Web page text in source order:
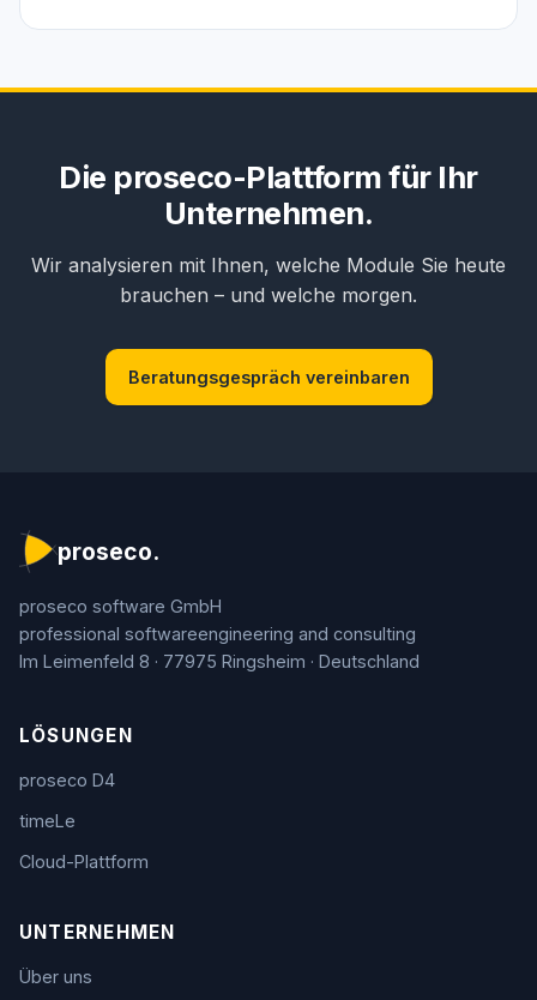
Die proseco-Plattform für Ihr
Unternehmen.
Wir analysieren mit Ihnen, welche Module Sie heute
brauchen – und welche morgen.
Beratungsgespräch vereinbaren
proseco.
proseco software GmbH
professional software­engineering and consulting
Im Leimenfeld 8 · 77975 Ringsheim · Deutschland
LÖSUNGEN
proseco D4
timeLe
Cloud-Plattform
UNTERNEHMEN
Über uns